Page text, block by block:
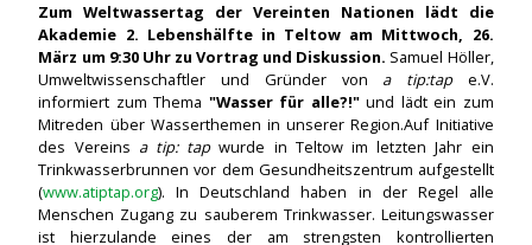
Zum Weltwassertag der Vereinten Nationen lädt die
Akademie 2. Lebenshälfte in Teltow am Mittwoch, 26.
März um 9:30 Uhr zu Vortrag und Diskussion. Samuel Höller,
Umweltwissenschaftler und Gründer von a tip:tape.V.
informiert zum Thema "Wasser für alle?!"und lädt ein zum
Mitreden über Wasserthemen in unserer Region.Auf Initiative
des Vereins a tip: tapwurde in Teltow im letzten Jahr ein
Trinkwasserbrunnen vor dem Gesundheitszentrum aufgestellt
(www.atiptap.org). In Deutschland haben in der Regel alle
Menschen Zugang zu sauberem Trinkwasser. Leitungswasser
ist hierzulande eines der am strengsten kontrollierten